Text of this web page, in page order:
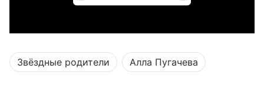
Звёздные родители Алла Пугачева